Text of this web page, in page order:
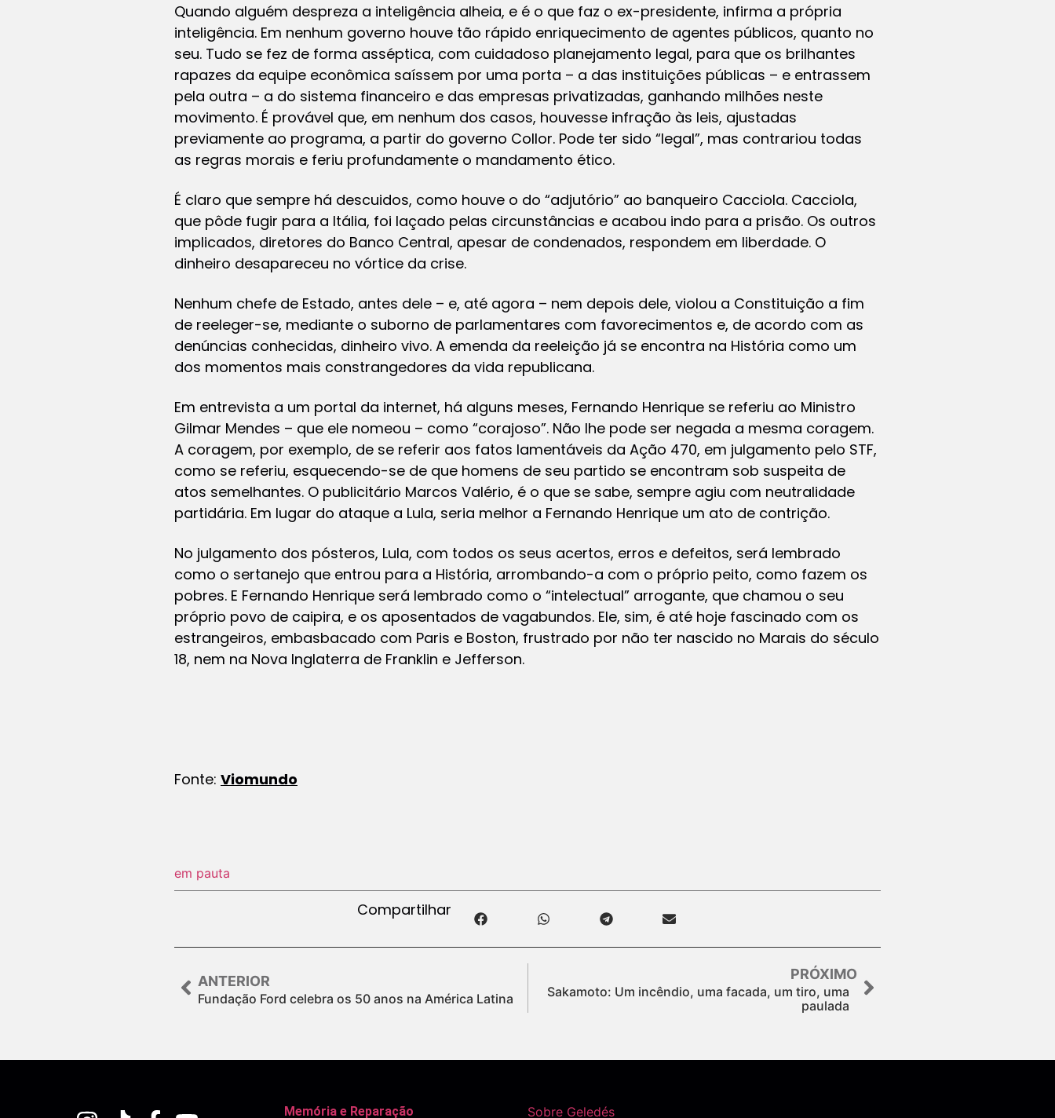
Quando alguém despreza a inteligência alheia, e é o que faz o ex-presidente, infirma a própria
inteligência. Em nenhum governo houve tão rápido enriquecimento de agentes públicos, quanto no
seu. Tudo se fez de forma asséptica, com cuidadoso planejamento legal, para que os brilhantes
rapazes da equipe econômica saíssem por uma porta – a das instituições públicas – e entrassem
pela outra – a do sistema financeiro e das empresas privatizadas, ganhando milhões neste
movimento. É provável que, em nenhum dos casos, houvesse infração às leis, ajustadas
previamente ao programa, a partir do governo Collor. Pode ter sido “legal”, mas contrariou todas
as regras morais e feriu profundamente o mandamento ético.
É claro que sempre há descuidos, como houve o do “adjutório” ao banqueiro Cacciola. Cacciola,
que pôde fugir para a Itália, foi laçado pelas circunstâncias e acabou indo para a prisão. Os outros
implicados, diretores do Banco Central, apesar de condenados, respondem em liberdade. O
dinheiro desapareceu no vórtice da crise.
Nenhum chefe de Estado, antes dele – e, até agora – nem depois dele, violou a Constituição a fim
de reeleger-se, mediante o suborno de parlamentares com favorecimentos e, de acordo com as
denúncias conhecidas, dinheiro vivo. A emenda da reeleição já se encontra na História como um
dos momentos mais constrangedores da vida republicana.
Em entrevista a um portal da internet, há alguns meses, Fernando Henrique se referiu ao Ministro
Gilmar Mendes – que ele nomeou – como “corajoso”. Não lhe pode ser negada a mesma coragem.
A coragem, por exemplo, de se referir aos fatos lamentáveis da Ação 470, em julgamento pelo STF,
como se referiu, esquecendo-se de que homens de seu partido se encontram sob suspeita de
atos semelhantes. O publicitário Marcos Valério, é o que se sabe, sempre agiu com neutralidade
partidária. Em lugar do ataque a Lula, seria melhor a Fernando Henrique um ato de contrição.
No julgamento dos pósteros, Lula, com todos os seus acertos, erros e defeitos, será lembrado
como o sertanejo que entrou para a História, arrombando-a com o próprio peito, como fazem os
pobres. E Fernando Henrique será lembrado como o “intelectual” arrogante, que chamou o seu
próprio povo de caipira, e os aposentados de vagabundos. Ele, sim, é até hoje fascinado com os
estrangeiros, embasbacado com Paris e Boston, frustrado por não ter nascido no Marais do século
18, nem na Nova Inglaterra de Franklin e Jefferson.
Fonte: Viomundo
em pauta
Compartilhar
ANTERIOR
Fundação Ford celebra os 50 anos na América Latina
PRÓXIMO
Sakamoto: Um incêndio, uma facada, um tiro, uma
paulada
Memória e Reparação Sobre Geledés